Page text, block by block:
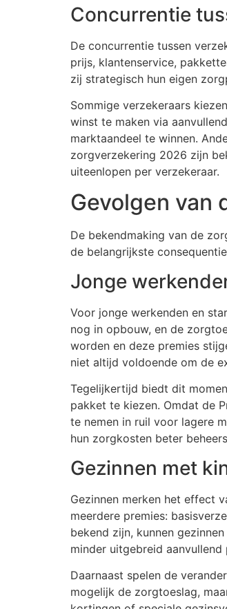
Concurrentie
De concurrentie tussen
prijs, klantenservice,
zij strategisch hun eigen
Sommige verzekeraars
winst te maken via
marktaandeel te winnen.
zorgverzekering 2026 zijn
uiteenlopen per verzekeraar.
Gevolgen van
De bekendmaking van de
de belangrijkste
Jonge
Voor jonge werkenden en
nog in opbouw, en de
worden en deze premies
niet altijd voldoende om de
Tegelijkertijd biedt dit
pakket te kiezen. Omdat de
te nemen in ruil voor lagere
hun zorgkosten beter
Gezinnen met
Gezinnen merken het effect
meerdere premies:
bekend zijn, kunnen
minder uitgebreid
Daarnaast spelen de
mogelijk de zorgtoeslag,